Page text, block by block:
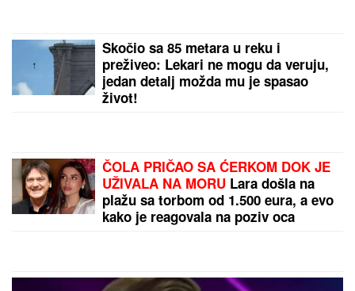
Skočio sa 85 metara u reku i
preživeo: Lekari ne mogu da veruju,
jedan detalj možda mu je spasao
život!
ČOLA PRIČAO SA ĆERKOM DOK JE
UŽIVALA NA MORU Lara došla na
plažu sa torbom od 1.500 eura, a evo
kako je reagovala na poziv oca